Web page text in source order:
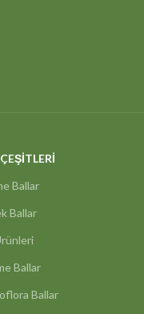
Ballar
Ballar
Ballar
Ballar